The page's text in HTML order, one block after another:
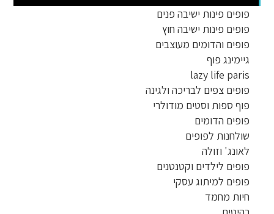
פופים פינות ישיבה פנים
פופים פינות ישיבה חוץ
פופים והדומים מעוצבים
גיימינג פוף
lazy life paris
פופים צפים לבריכה ולגינה
פוף ספות וסטים מודולרי
פופים הדומים
שולחנות לפופים
לאונג' וזולה
פופים לילדים וקטנטנים
פופים למיתוג עסקי
חיות מחמד